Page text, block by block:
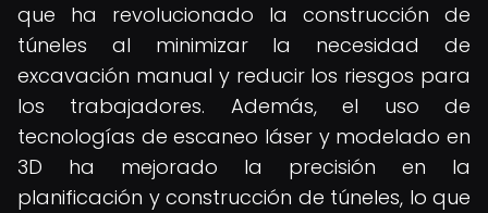
que ha revolucionado la construcción de
túneles al minimizar la necesidad de
excavación manual y reducir los riesgos para
los trabajadores. Además, el uso de
tecnologías de escaneo láser y modelado en
3D ha mejorado la precisión en la
planificación y construcción de túneles, lo que